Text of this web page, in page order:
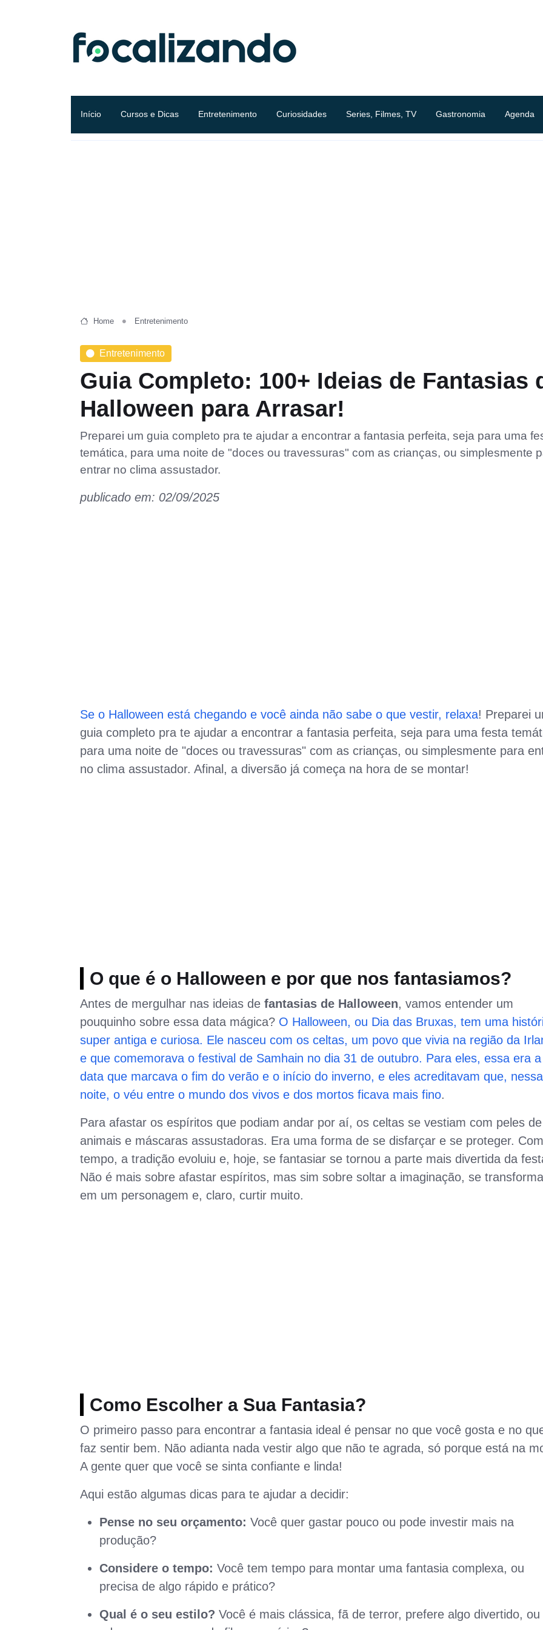
Início Cursos e Dicas Entretenimento Curiosidades Series, Filmes, TV Gastronomia Agenda
Home Entretenimento
Entretenimento
Guia Completo: 100+ Ideias de Fantasias
Halloween para Arrasar!
Preparei um guia completo pra te ajudar a encontrar a fantasia perfeita, seja para uma
temática, para uma noite de "doces ou travessuras" com as crianças, ou simplesmente
entrar no clima assustador.
publicado em: 02/09/2025
Se o Halloween está chegando e você ainda não sabe o que vestir, relaxa! Preparei
guia completo pra te ajudar a encontrar a fantasia perfeita, seja para uma festa
para uma noite de "doces ou travessuras" com as crianças, ou simplesmente para
no clima assustador. Afinal, a diversão já começa na hora de se montar!
O que é o Halloween e por que nos fantasiamos?
Antes de mergulhar nas ideias de fantasias de Halloween, vamos entender um
pouquinho sobre essa data mágica? O Halloween, ou Dia das Bruxas, tem uma
super antiga e curiosa. Ele nasceu com os celtas, um povo que vivia na região da
e que comemorava o festival de Samhain no dia 31 de outubro. Para eles, essa era a
data que marcava o fim do verão e o início do inverno, e eles acreditavam que, nessa
noite, o véu entre o mundo dos vivos e dos mortos ficava mais fino.
Para afastar os espíritos que podiam andar por aí, os celtas se vestiam com peles de
animais e máscaras assustadoras. Era uma forma de se disfarçar e se proteger.
tempo, a tradição evoluiu e, hoje, se fantasiar se tornou a parte mais divertida da
Não é mais sobre afastar espíritos, mas sim sobre soltar a imaginação, se
em um personagem e, claro, curtir muito.
Como Escolher a Sua Fantasia?
O primeiro passo para encontrar a fantasia ideal é pensar no que você gosta e no
faz sentir bem. Não adianta nada vestir algo que não te agrada, só porque está na
A gente quer que você se sinta confiante e linda!
Aqui estão algumas dicas para te ajudar a decidir:
Pense no seu orçamento: Você quer gastar pouco ou pode investir mais na
produção?
Considere o tempo: Você tem tempo para montar uma fantasia complexa, ou
precisa de algo rápido e prático?
Qual é o seu estilo? Você é mais clássica, fã de terror, prefere algo divertido, ou